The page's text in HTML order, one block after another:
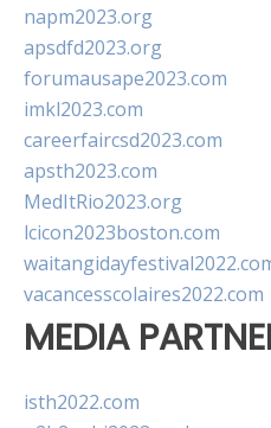
napm2023.org
apsdfd2023.org
forumausape2023.com
imkl2023.com
careerfaircsd2023.com
apsth2023.com
MedItRio2023.org
lcicon2023boston.com
vacancesscolaires2022.com
MEDIA
isth2022.com